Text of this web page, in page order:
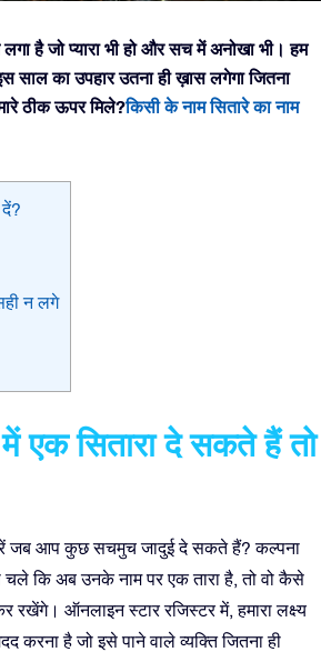
है जो प्यारा भी हो और सच में अनोखा भी। हम
साल का उपहार उतना ही ख़ास लगेगा जितना
ठीक ऊपर मिले?किसी के नाम सितारे का नाम
न लगे
सितारा दे सकते हैं तो
जब आप कुछ सचमुच जादुई दे सकते हैं? कल्पना
चले कि अब उनके नाम पर एक तारा है, तो वो कैसे
ऑनलाइन स्टार रजिस्टर में, हमारा लक्ष्य
करना है जो इसे पाने वाले व्यक्ति जितना ही